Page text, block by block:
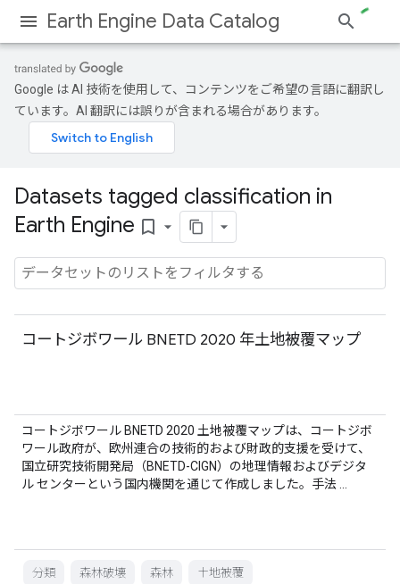
Earth Engine Data Catalog
Google は AI 技術を使用して、コンテンツをご希望の言語に翻訳し
ています。AI 翻訳には誤りが含まれる場合があります。
Datasets tagged classification in
Earth Engine bookmark_border
コートジボワール BNETD 2020 年土地被覆マップ
コートジボワール BNETD 2020 土地被覆マップは、コートジボ
ワール政府が、欧州連合の技術的および財政的支援を受けて、
国立研究技術開発局（BNETD-CIGN）の地理情報およびデジタ
ル センターという国内機関を通じて作成しました。手法 …
分類 森林破壊 森林 土地被覆